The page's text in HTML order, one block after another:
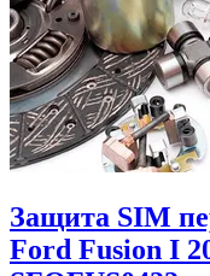
Защита SIM
Ford Fusion I